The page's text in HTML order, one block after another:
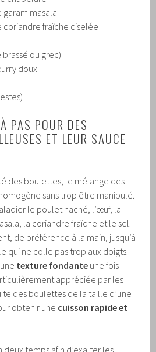
masala
coriandre fraîche ciselée
ou grec)
doux
PAS POUR DES
ET LEUR SAUCE
des boulettes, le mélange des
sans trop être manipulé.
le poulet haché, l’œuf, la
la coriandre fraîche et le sel.
de préférence à la main, jusqu’à
qui ne colle pas trop aux doigts.
texture fondante une fois
appréciée par les
des boulettes de la taille d’une
obtenir une cuisson rapide et